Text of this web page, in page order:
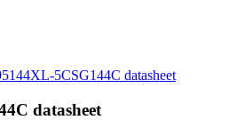
5CSG144C datasheet
datasheet